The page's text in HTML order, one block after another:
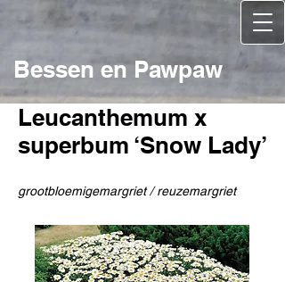
Bessen en Pawpaw
Leucanthemum x
superbum ‘Snow Lady’
grootbloemigemargriet / reuzemargriet